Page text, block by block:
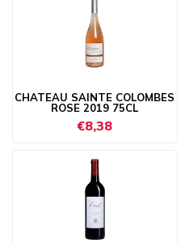
CHATEAU SAINTE COLOMBES
ROSE 2019 75CL
€8,38